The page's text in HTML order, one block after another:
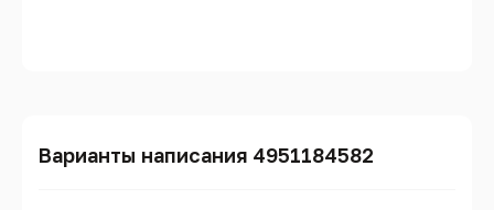
Варианты написания 4951184582